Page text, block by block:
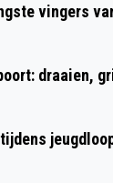
vingers
draaien,